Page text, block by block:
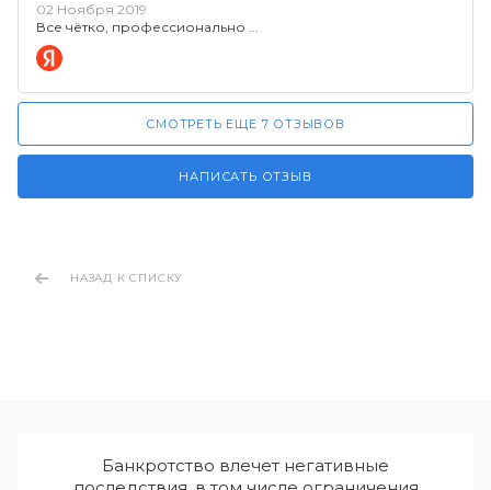
02 Ноября 2019
Все чётко, профессионально
СМОТРЕТЬ ЕЩЕ 7 ОТЗЫВОВ
НАПИСАТЬ ОТЗЫВ
НАЗАД К СПИСКУ
Банкротство влечет негативные